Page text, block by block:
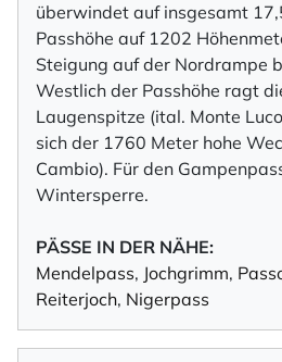
überwindet auf insgesamt
Passhöhe auf 1202
Steigung auf der Nordrampe
Westlich der Passhöhe ragt
Laugenspitze (ital. Monte
sich der 1760 Meter hohe
Cambio). Für den
Wintersperre.
PÄSSE IN DER NÄHE:
Mendelpass, Jochgrimm,
Reiterjoch, Nigerpass